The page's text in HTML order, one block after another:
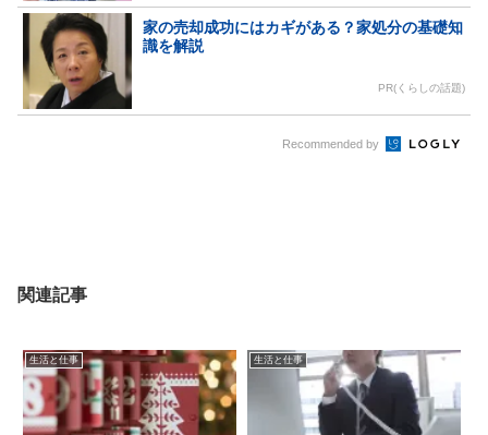
家の売却成功にはカギがある？家処分の基礎知
識を解説
PR(くらしの話題)
Recommended by
関連記事
生活と仕事 生活と仕事